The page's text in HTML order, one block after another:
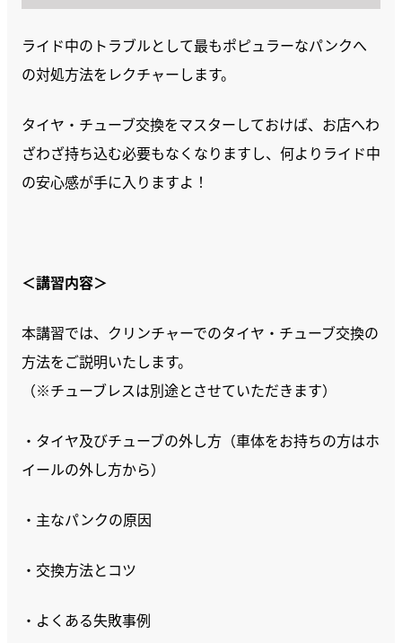
ライド中のトラブルとして最もポピュラーなパンクへ
の対処方法をレクチャーします。
タイヤ・チューブ交換をマスターしておけば、お店へわ
ざわざ持ち込む必要もなくなりますし、何よりライド中
の安心感が手に入りますよ！
＜講習内容＞
本講習では、クリンチャーでのタイヤ・チューブ交換の
方法をご説明いたします。
（※チューブレスは別途とさせていただきます）
・タイヤ及びチューブの外し方（車体をお持ちの方はホ
イールの外し方から）
・主なパンクの原因
・交換方法とコツ
・よくある失敗事例